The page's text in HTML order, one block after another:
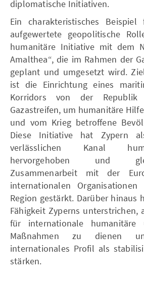
diplomatische Initiativen.
Ein charakteristisches
aufgewertete geopolitische
humanitäre Initiative mit dem
Amalthea“, die im Rahmen der
geplant und umgesetzt wird.
ist die Einrichtung eines
Korridors von der
Gazastreifen, um humanitäre
und vom Krieg betroffene
Diese Initiative hat Zypern
verlässlichen Kanal
hervorgehoben und
Zusammenarbeit mit der
internationalen
Region gestärkt. Darüber hinaus
Fähigkeit Zyperns unterstrichen,
für internationale humanitäre
Maßnahmen zu dienen
internationales Profil als
stärken.